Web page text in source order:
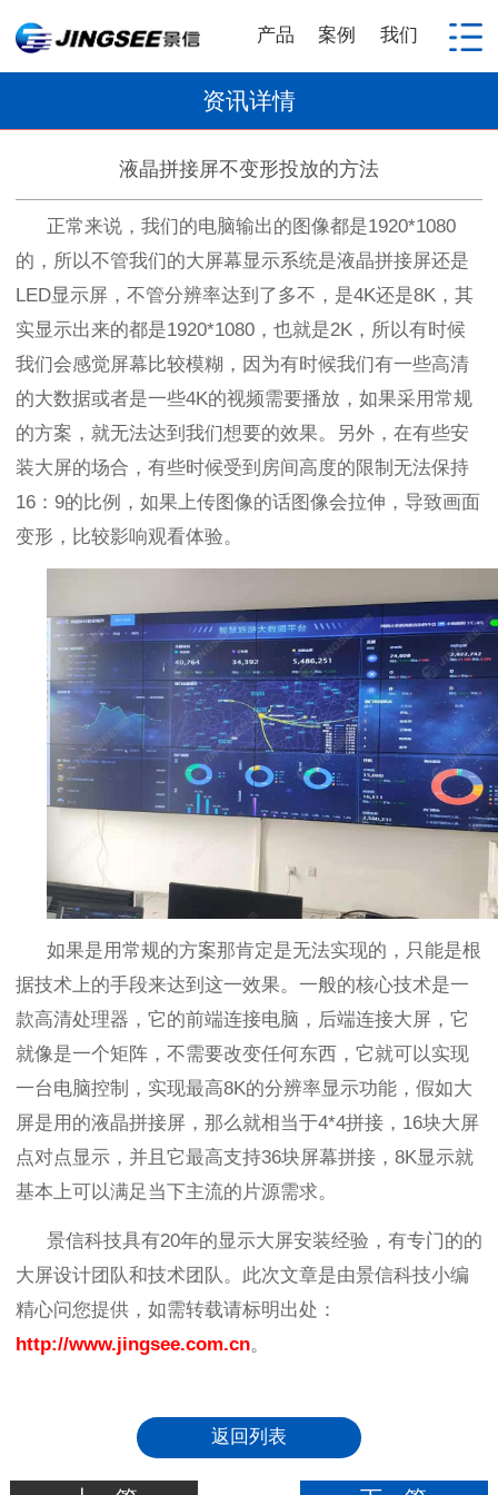
产品 案例 我们
资讯详情
液晶拼接屏不变形投放的方法
正常来说，我们的电脑输出的图像都是1920*1080
的，所以不管我们的大屏幕显示系统是液晶拼接屏还是
LED显示屏，不管分辨率达到了多不，是4K还是8K ，其
实显示出来的都是1920*1080 ，也就是2K ，所以有时候
我们会感觉屏幕比较模糊，因为有时候我们有一些高清
的大数据或者是一些4K的视频需要播放，如果采用常规
的方案，就无法达到我们想要的效果。另外，在有些安
装大屏的场合，有些时候受到房间高度的限制无法保持
16 ： 9的比例，如果上传图像的话图像会拉伸，导致画面
变形，比较影响观看体验。
如果是用常规的方案那肯定是无法实现的，只能是根
据技术上的手段来达到这一效果。一般的核心技术是一
款高清处理器，它的前端连接电脑，后端连接大屏，它
就像是一个矩阵，不需要改变任何东西，它就可以实现
一台电脑控制，实现最高8K的分辨率显示功能，假如大
屏是用的液晶拼接屏，那么就相当于4*4拼接， 16块大屏
点对点显示，并且它最高支持36块屏幕拼接， 8K显示就
基本上可以满足当下主流的片源需求。
景信科技具有20年的显示大屏安装经验，有专门的的
大屏设计团队和技术团队。此次文章是由景信科技小编
精心问您提供，如需转载请标明出处：
http://www.jingsee.com.cn。
返回列表